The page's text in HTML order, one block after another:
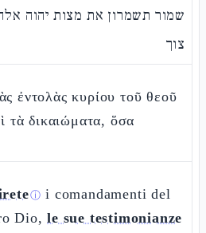
שמור תשמרון את מצות יהוה
צוך
ἐντολὰς κυρίου τοῦ θεοῦ
τὰ δικαιώματα, ὅσα
ⓘ i comandamenti del
Dio,le sue testimonianze